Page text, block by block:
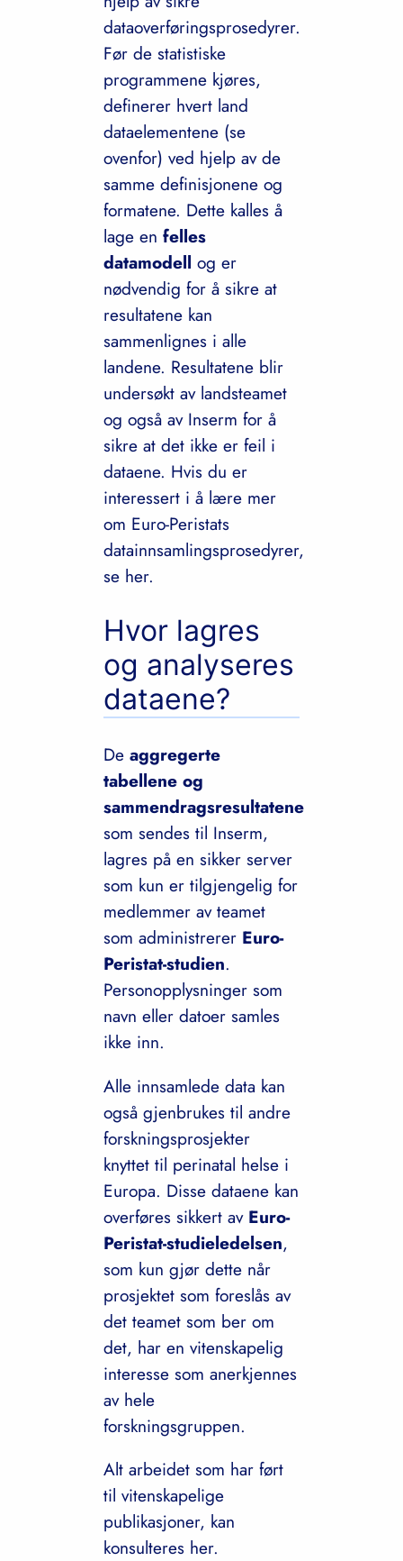
dataoverføringsprosedyrer.
Før de statistiske
programmene kjøres,
definerer hvert land
dataelementene (se
ovenfor) ved hjelp av de
samme definisjonene og
formatene. Dette kalles å
lage enfelles
datamodellog er
nødvendig for å sikre at
resultatene kan
sammenlignes i alle
landene. Resultatene blir
undersøkt av landsteamet
og også av Inserm for å
sikre at det ikke er feil i
dataene. Hvis du er
interessert i å lære mer
om Euro-Peristats
datainnsamlingsprosedyrer,
se her.
Hvor lagres
og analyseres
dataene?
Deaggregerte
tabellene og
sammendragsresultatene
som sendes til Inserm,
lagres på en sikker server
som kun er tilgjengelig for
medlemmer av teamet
som administrerer Euro-
Peristat-studien.
Personopplysninger som
navn eller datoer samles
ikke inn.
Alle innsamlede data kan
også gjenbrukes til andre
forskningsprosjekter
knyttet til perinatal helse i
Europa. Disse dataene kan
overføres sikkert av Euro-
Peristat-studieledelsen,
som kun gjør dette når
prosjektet som foreslås av
det teamet som ber om
det, har en vitenskapelig
interesse som anerkjennes
av hele
forskningsgruppen.
Alt arbeidet som har ført
til vitenskapelige
publikasjoner, kan
konsulteres her.